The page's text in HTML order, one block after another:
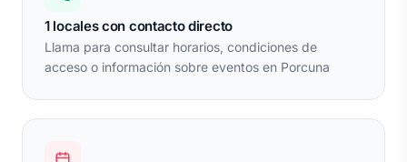
1 locales con contacto directo
Llama para consultar horarios, condiciones de
acceso o información sobre eventos en Porcuna